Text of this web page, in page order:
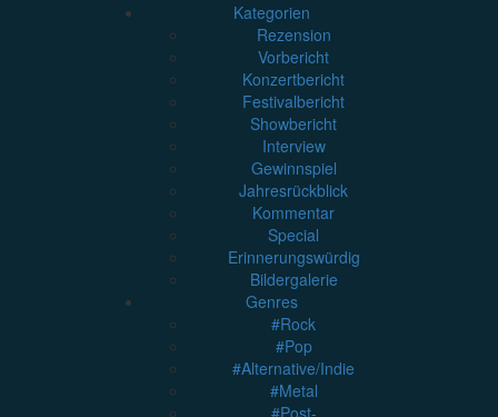
Kategorien
Rezension
Vorbericht
Konzertbericht
Festivalbericht
Showbericht
Interview
Gewinnspiel
Jahresrückblick
Kommentar
Special
Erinnerungswürdig
Bildergalerie
Genres
#Rock
#Pop
#Alternative/Indie
#Metal
#Post-